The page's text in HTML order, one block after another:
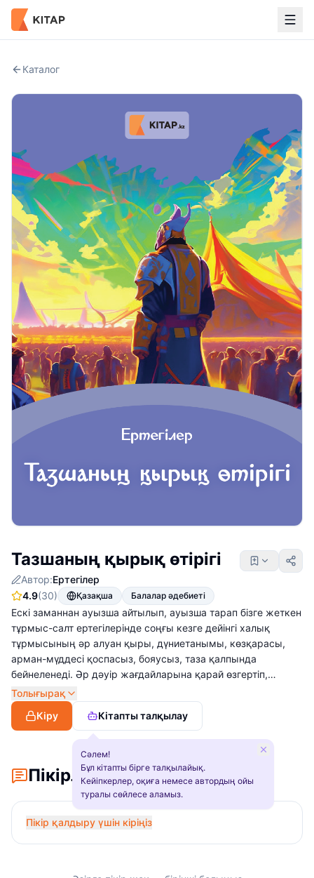
Каталог
Тазшаның қырық өтірігі
Автор:Ертегілер
4.9(30) Қазақша Балалар әдебиеті
Ескі заманнан ауызша айтылып, ауызша тарап бізге жеткен
тұрмыс-салт ертегілерінде соңғы кезге дейінгі халық
тұрмысының әр алуан қыры, дүниетанымы, көзқарасы,
арман-мүддесі қоспасыз, бояусыз, таза қалпында
бейнеленеді. Әр дәуір жағдайларына қарай өзгертіп,
шыңдалып жетілдіріліп отырған тұрмыс-салт ертегілерінің
оқиғасы шынайы өмірден алынады. Бұл ертегілерде
халықтың ғасырлар бойғы өмір тәжірибесі, үлгі боларлық
Толығырақ
Кіру
Кітапты талқылау
Сәлем!
Бұл кітапты бірге талқылайық.
Кейіпкерлер, оқиға немесе автордың ойы
туралы сөйлесе аламыз.
Пікірлер
Пікір қалдыру үшін кіріңіз